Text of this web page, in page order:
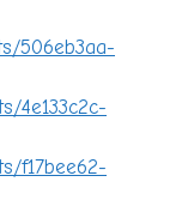
506eb3aa-
4e133c2c-
f17bee62-